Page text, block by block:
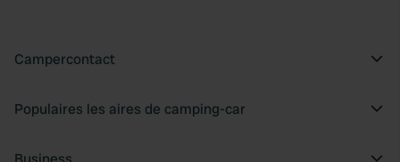
Campercontact
Populaires les aires de camping-car